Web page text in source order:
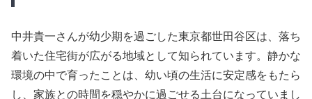
中井貴一さんが幼少期を過ごした東京都世田谷区は、落ち
着いた住宅街が広がる地域として知られています。静かな
環境の中で育ったことは、幼い頃の生活に安定感をもたら
し、家族との時間を穏やかに過ごせる土台になっていまし